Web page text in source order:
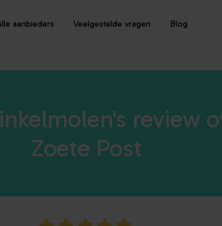
aanbieders Veelgestelde vragen Blog
review
Zoete Post